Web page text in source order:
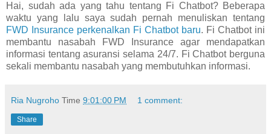
Hai, sudah ada yang tahu tentang Fi Chatbot? Beberapa
waktu yang lalu saya sudah pernah menuliskan tentang
FWD Insurance perkenalkan Fi Chatbot baru. Fi Chatbot ini
membantu nasabah FWD Insurance agar mendapatkan
informasi tentang asuransi selama 24/7. Fi Chatbot berguna
sekali membantu nasabah yang membutuhkan informasi.
Ria Nugroho Time 9:01:00 PM 1 comment:
Share